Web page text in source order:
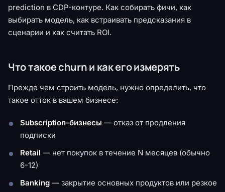
prediction в CDP-контуре. Как собирать фичи, как
выбирать модель, как встраивать предсказания в
сценарии и как считать ROI.
Что такое churn и как его измерять
Прежде чем строить модель, нужно определить, что
такое отток в вашем бизнесе:
Subscription-бизнесы — отказ от продления
подписки
Retail — нет покупок в течение N месяцев (обычно
6-12)
Banking — закрытие основных продуктов или резкое